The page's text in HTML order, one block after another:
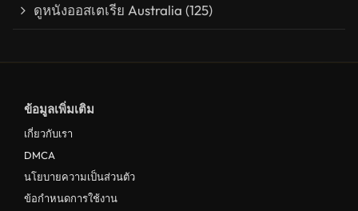
ดูหนังออสเตเรีย Australia (125)
ข้อมูลเพิ่มเติม
เกี่ยวกับเรา
DMCA
นโยบายความเป็นส่วนตัว
ข้อกำหนดการใช้งาน